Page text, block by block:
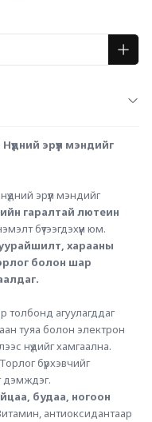
эрүүл мэндийг
эрүүл мэндийг
гаралтай лютеин
бүтээгдэхүүн юм.
харааны
болон шар
толбонд агуулагддаг
туяа болон электрон
нүдийг хамгаална.
бүрхэвчийг
дэмждэг.
будаа, ногоон
антиоксидантаар